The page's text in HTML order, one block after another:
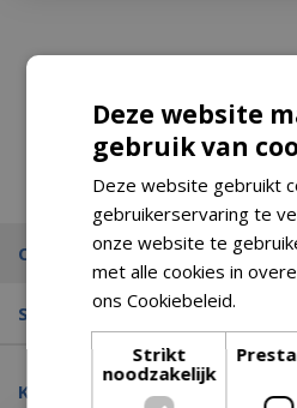
Omschrijving
Specificaties
Kijk ook eens naar:
Deze website
gebruik van
Deze website gebruikt
gebruikerservaring te
onze website te
met alle cookies in
ons Cookiebeleid.
Strikt
noodzakelijk